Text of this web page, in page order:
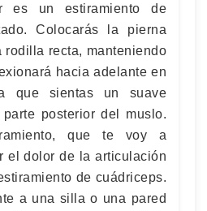
es un estiramiento de
Colocarás la pierna
rodilla recta, manteniendo
hacia adelante en
que sientas un suave
posterior del muslo.
que te voy a
el dolor de la articulación
de cuádriceps.
a una silla o una pared